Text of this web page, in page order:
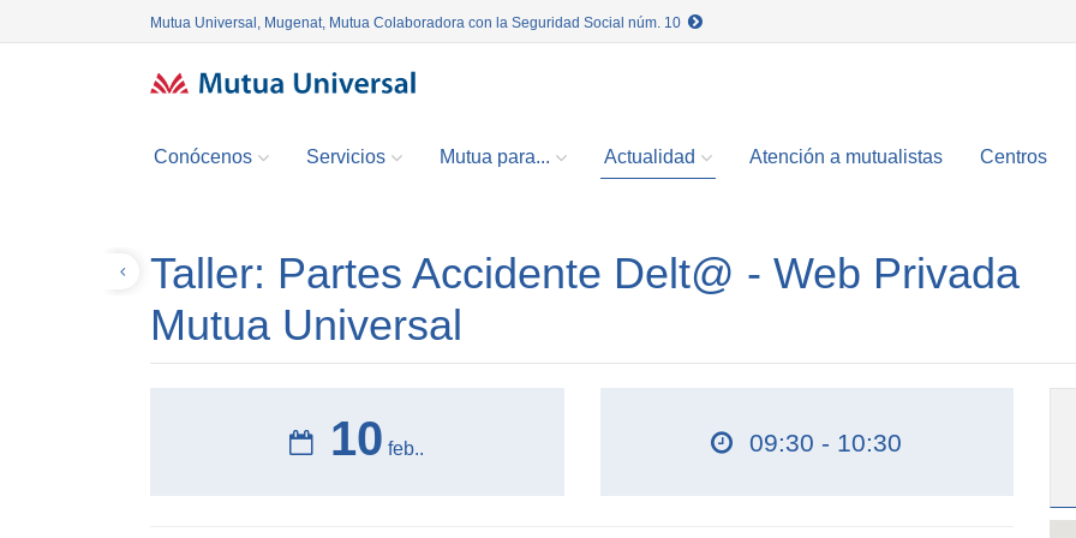
Mutua Universal, Mugenat, Mutua Colaboradora con la Seguridad Social núm. 10
Conócenos Servicios Mutua para... Actualidad Atención a mutualistas Centros
Taller: Partes Accidente Delt@ - Web Privada
Mutua Universal
10 feb.. 09:30 - 10:30